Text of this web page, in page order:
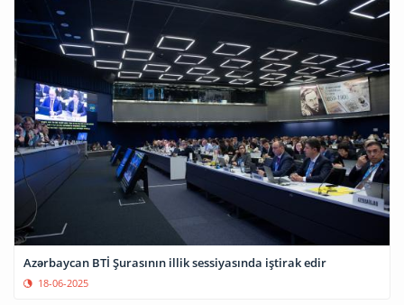
Azərbaycan BTİ Şurasının illik sessiyasında iştirak edir
18-06-2025